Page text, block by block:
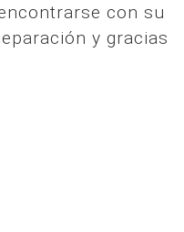
con su
y gracias